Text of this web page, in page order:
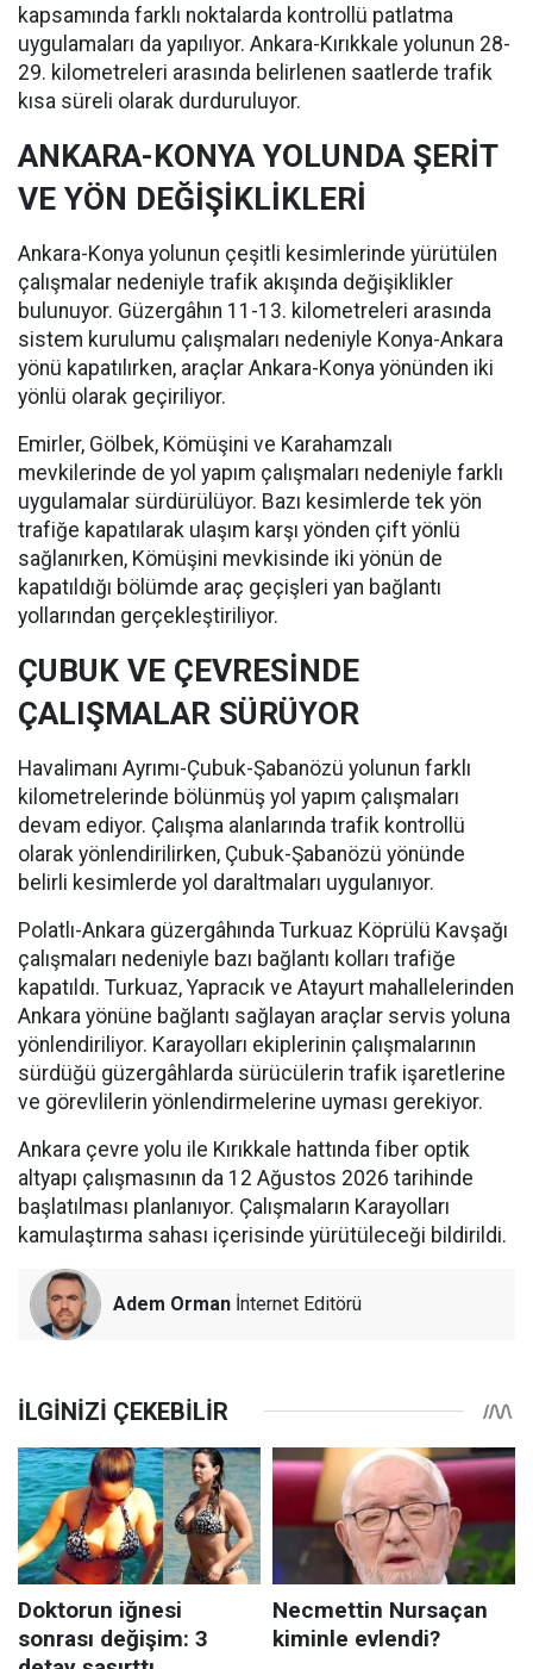
kapsamında farklı noktalarda kontrollü patlatma
uygulamaları da yapılıyor. Ankara-Kırıkkale yolunun 28-
29. kilometreleri arasında belirlenen saatlerde trafik
kısa süreli olarak durduruluyor.
ANKARA-KONYA YOLUNDA ŞERİT
VE YÖN DEĞİŞİKLİKLERİ
Ankara-Konya yolunun çeşitli kesimlerinde yürütülen
çalışmalar nedeniyle trafik akışında değişiklikler
bulunuyor. Güzergâhın 11-13. kilometreleri arasında
sistem kurulumu çalışmaları nedeniyle Konya-Ankara
yönü kapatılırken, araçlar Ankara-Konya yönünden iki
yönlü olarak geçiriliyor.
Emirler, Gölbek, Kömüşini ve Karahamzalı
mevkilerinde de yol yapım çalışmaları nedeniyle farklı
uygulamalar sürdürülüyor. Bazı kesimlerde tek yön
trafiğe kapatılarak ulaşım karşı yönden çift yönlü
sağlanırken, Kömüşini mevkisinde iki yönün de
kapatıldığı bölümde araç geçişleri yan bağlantı
yollarından gerçekleştiriliyor.
ÇUBUK VE ÇEVRESİNDE
ÇALIŞMALAR SÜRÜYOR
Havalimanı Ayrımı-Çubuk-Şabanözü yolunun farklı
kilometrelerinde bölünmüş yol yapım çalışmaları
devam ediyor. Çalışma alanlarında trafik kontrollü
olarak yönlendirilirken, Çubuk-Şabanözü yönünde
belirli kesimlerde yol daraltmaları uygulanıyor.
Polatlı-Ankara güzergâhında Turkuaz Köprülü Kavşağı
çalışmaları nedeniyle bazı bağlantı kolları trafiğe
kapatıldı. Turkuaz, Yapracık ve Atayurt mahallelerinden
Ankara yönüne bağlantı sağlayan araçlar servis yoluna
yönlendiriliyor. Karayolları ekiplerinin çalışmalarının
sürdüğü güzergâhlarda sürücülerin trafik işaretlerine
ve görevlilerin yönlendirmelerine uyması gerekiyor.
Ankara çevre yolu ile Kırıkkale hattında fiber optik
altyapı çalışmasının da 12 Ağustos 2026 tarihinde
başlatılması planlanıyor. Çalışmaların Karayolları
kamulaştırma sahası içerisinde yürütüleceği bildirildi.
Adem Orman İnternet Editörü